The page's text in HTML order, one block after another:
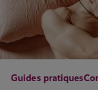
Guides pratiques